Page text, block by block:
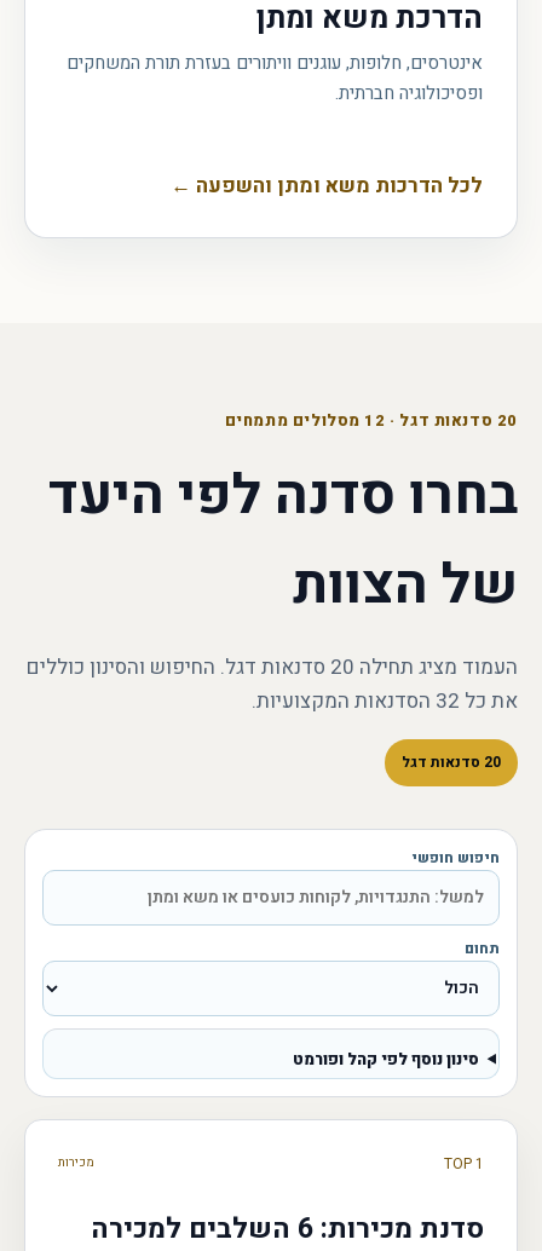
הדרכת משא ומתן
אינטרסים, חלופות, עוגנים וויתורים בעזרת תורת המשחקים
ופסיכולוגיה חברתית.
לכל הדרכות משא ומתן והשפעה ←
20 סדנאות דגל · 12 מסלולים מתמחים
בחרו סדנה לפי היעד
של הצוות
העמוד מציג תחילה 20 סדנאות דגל. החיפוש והסינון כוללים
את כל 32 הסדנאות המקצועיות.
20 סדנאות דגל
חיפוש חופשי
תחום
סינון נוסף לפי קהל ופורמט
TOP 1 מכירות
סדנת מכירות: 6 השלבים למכירה